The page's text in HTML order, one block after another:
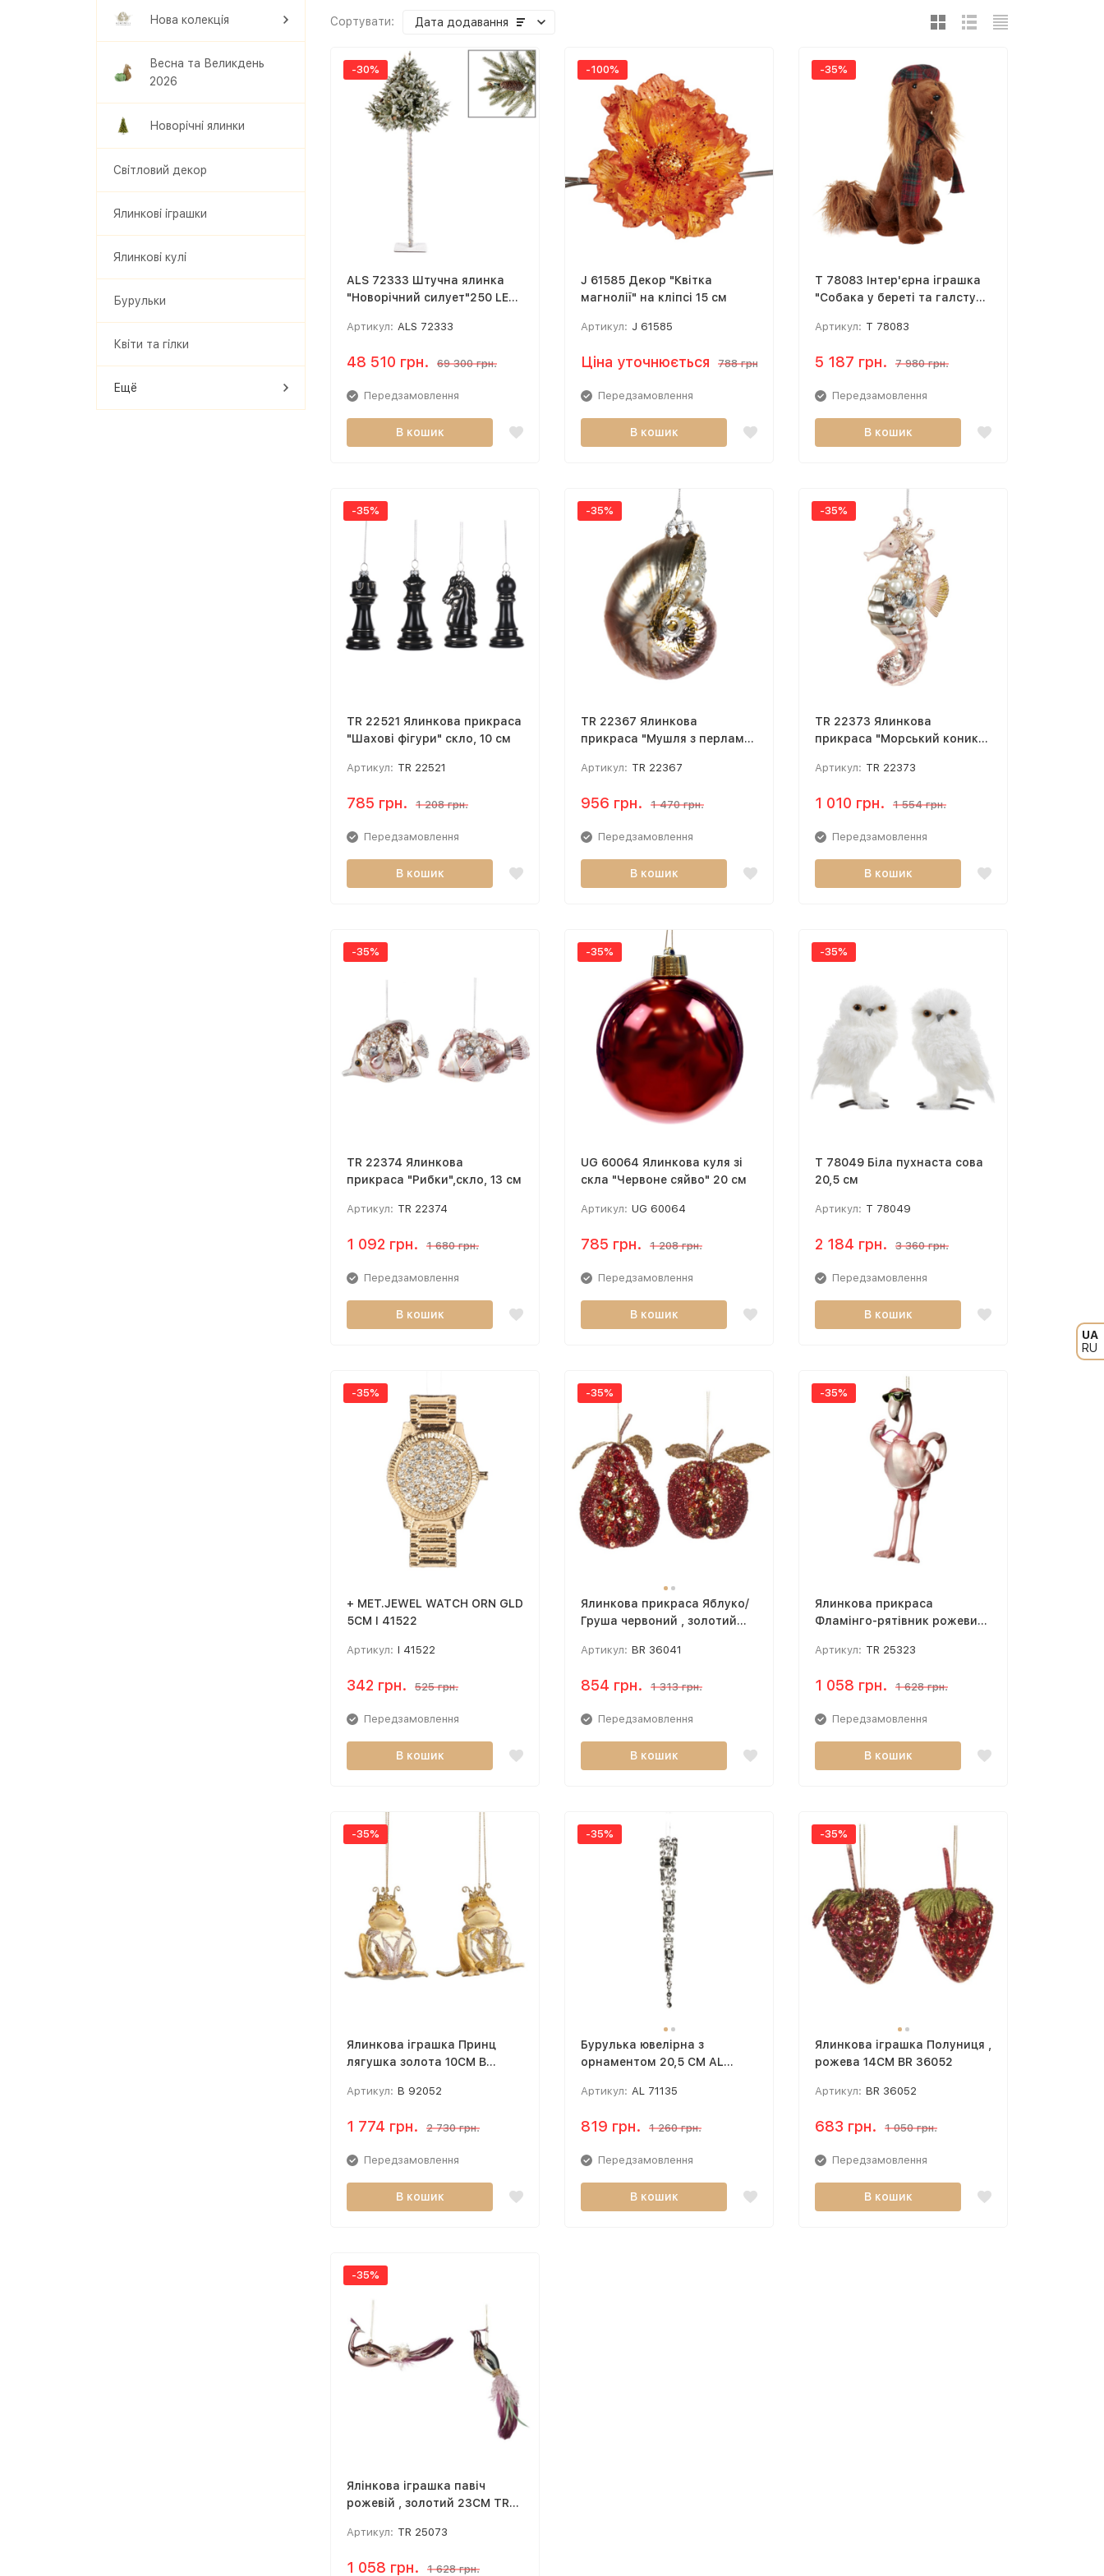
UA
RU
Сортувати: Дата додавання
-30%
ALS 72333 Штучна ялинка
"Новорічний силует"250 LED,
Артикул: ALS 72333
48 510 грн. 69 300 грн.
Передзамовлення
В кошик
-100%
J 61585 Декор "Квітка
магнолії" на кліпсі 15 см
Артикул: J 61585
Ціна уточнюється 788 грн.
Передзамовлення
В кошик
-35%
T 78083 Інтер'єрна іграшка
"Собака у береті та галстуці"
Артикул: T 78083
5 187 грн. 7 980 грн.
Передзамовлення
В кошик
-35%
TR 22521 Ялинкова прикраса
"Шахові фігури" скло, 10 см
Артикул: TR 22521
785 грн. 1 208 грн.
Передзамовлення
В кошик
-35%
TR 22367 Ялинкова
прикраса "Мушля з перлами"
Артикул: TR 22367
956 грн. 1 470 грн.
Передзамовлення
В кошик
-35%
TR 22373 Ялинкова
прикраса "Морський коник",
Артикул: TR 22373
1 010 грн. 1 554 грн.
Передзамовлення
В кошик
-35%
TR 22374 Ялинкова
прикраса "Рибки",скло, 13 см
Артикул: TR 22374
1 092 грн. 1 680 грн.
Передзамовлення
В кошик
-35%
UG 60064 Ялинкова куля зі
скла "Червоне сяйво" 20 см
Артикул: UG 60064
785 грн. 1 208 грн.
Передзамовлення
В кошик
-35%
T 78049 Біла пухнаста сова
20,5 см
Артикул: T 78049
2 184 грн. 3 360 грн.
Передзамовлення
В кошик
-35%
+ MET.JEWEL WATCH ORN GLD
5CM I 41522
Артикул: I 41522
342 грн. 525 грн.
Передзамовлення
В кошик
-35%
Ялинкова прикраса Яблуко/
Груша червоний , золотий
Артикул: BR 36041
854 грн. 1 313 грн.
Передзамовлення
В кошик
-35%
Ялинкова прикраса
Фламінго-рятівник рожевий ,
Артикул: TR 25323
1 058 грн. 1 628 грн.
Передзамовлення
В кошик
-35%
Ялинкова іграшка Принц
лягушка золота 10CM B
Артикул: B 92052
1 774 грн. 2 730 грн.
Передзамовлення
В кошик
-35%
Бурулька ювелірна з
орнаментом 20,5 CM AL
Артикул: AL 71135
819 грн. 1 260 грн.
Передзамовлення
В кошик
-35%
Ялинкова іграшка Полуниця ,
рожева 14CM BR 36052
Артикул: BR 36052
683 грн. 1 050 грн.
Передзамовлення
В кошик
-35%
Ялінкова іграшка павіч
рожевій , золотий 23CM TR
Артикул: TR 25073
1 058 грн. 1 628 грн.
Нова колекція
Весна та Великдень
2026
Новорічні ялинки
Світловий декор
Ялинкові іграшки
Ялинкові кулі
Бурульки
Квіти та гілки
Ещё